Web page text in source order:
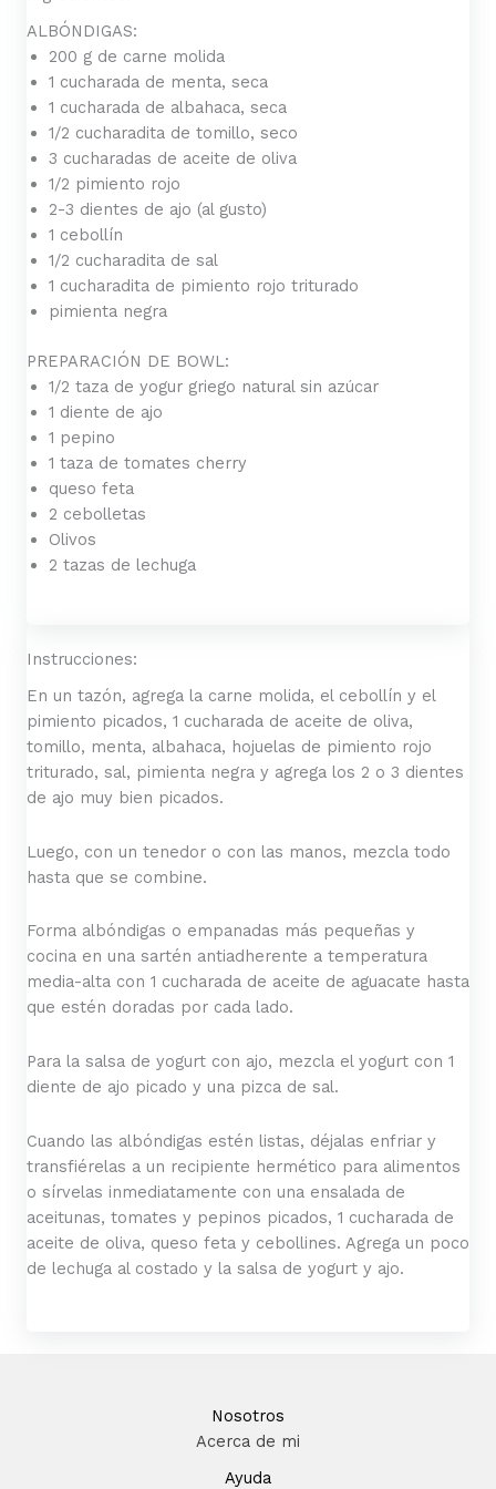
ALBÓNDIGAS:
200 g de carne molida
1 cucharada de menta, seca
1 cucharada de albahaca, seca
1/2 cucharadita de tomillo, seco
3 cucharadas de aceite de oliva
1/2 pimiento rojo
2-3 dientes de ajo (al gusto)
1 cebollín
1/2 cucharadita de sal
1 cucharadita de pimiento rojo triturado
pimienta negra
PREPARACIÓN DE BOWL:
1/2 taza de yogur griego natural sin azúcar
1 diente de ajo
1 pepino
1 taza de tomates cherry
queso feta
2 cebolletas
Olivos
2 tazas de lechuga
Instrucciones:
En un tazón, agrega la carne molida, el cebollín y el
pimiento picados, 1 cucharada de aceite de oliva,
tomillo, menta, albahaca, hojuelas de pimiento rojo
triturado, sal, pimienta negra y agrega los 2 o 3 dientes
de ajo muy bien picados.
Luego, con un tenedor o con las manos, mezcla todo
hasta que se combine.
Forma albóndigas o empanadas más pequeñas y
cocina en una sartén antiadherente a temperatura
media-alta con 1 cucharada de aceite de aguacate hasta
que estén doradas por cada lado.
Para la salsa de yogurt con ajo, mezcla el yogurt con 1
diente de ajo picado y una pizca de sal.
Cuando las albóndigas estén listas, déjalas enfriar y
transfiérelas a un recipiente hermético para alimentos
o sírvelas inmediatamente con una ensalada de
aceitunas, tomates y pepinos picados, 1 cucharada de
aceite de oliva, queso feta y cebollines. Agrega un poco
de lechuga al costado y la salsa de yogurt y ajo.
Nosotros
Acerca de mi
Ayuda